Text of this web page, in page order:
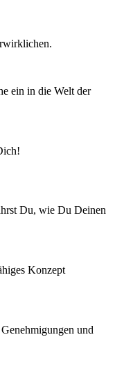
ein in die Welt der
Du, wie Du Deinen
Konzept
und